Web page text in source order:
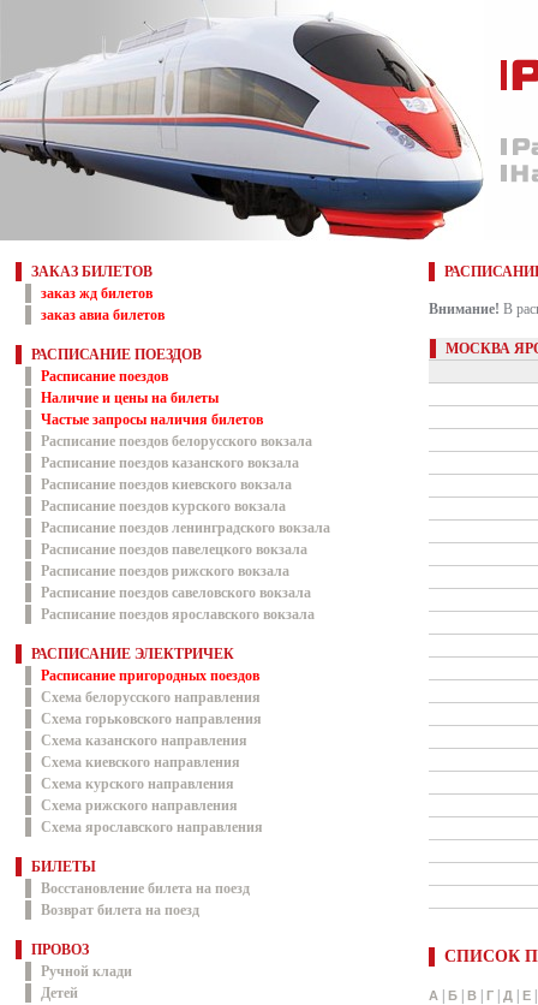
ЗАКАЗ БИЛЕТОВ
заказ жд билетов
заказ авиа билетов
РАСПИСАНИЕ ПОЕЗДОВ
Расписание поездов
Наличие и цены на билеты
Частые запросы наличия билетов
Расписание поездов белорусского вокзала
Расписание поездов казанского вокзала
Расписание поездов киевского вокзала
Расписание поездов курского вокзала
Расписание поездов ленинградского вокзала
Расписание поездов павелецкого вокзала
Расписание поездов рижского вокзала
Расписание поездов савеловского вокзала
Расписание поездов ярославского вокзала
РАСПИСАНИЕ ЭЛЕКТРИЧЕК
Расписание пригородных поездов
Схема белорусского направления
Схема горьковского направления
Схема казанского направления
Схема киевского направления
Схема курского направления
Схема рижского направления
Схема ярославского направления
БИЛЕТЫ
Восстановление билета на поезд
Возврат билета на поезд
ПРОВОЗ
Ручной клади
Детей
Внимание! В
МОСКВА
СПИСОК
А Б В Г Д Е